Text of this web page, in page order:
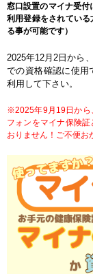
窓口設置のマイナ受付
利用登録をされてい
る事が可能です）
2025年12月2日から
での資格確認に使用
利用して下さい。
※2025年9月19日から
フォンをマイナ保険
おりません！ご不便お